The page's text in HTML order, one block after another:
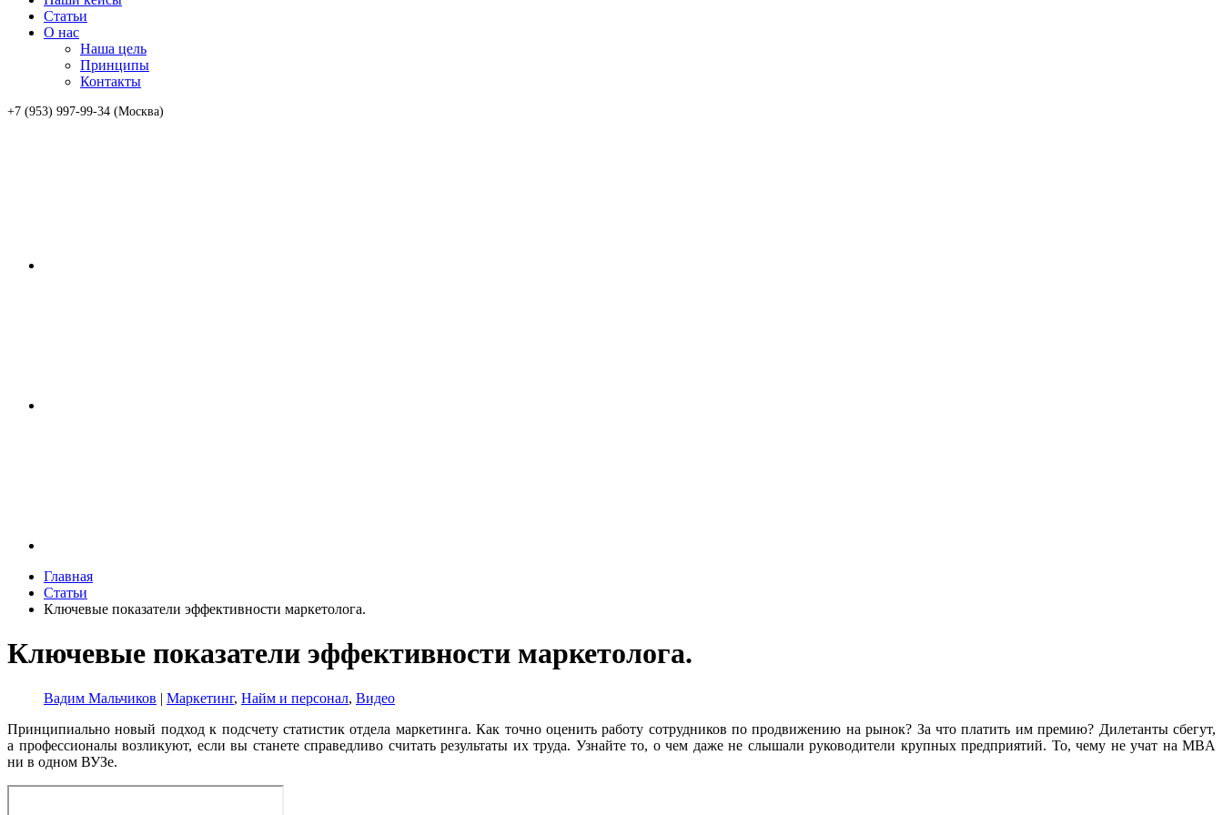
Статьи
О нас
Наша цель
Принципы
Контакты
+7 (953) 997-99-34 (Москва)
Главная
Статьи
Ключевые показатели эффективности маркетолога.
Ключевые показатели эффективности маркетолога.
Вадим Мальчиков | Маркетинг, Найм и персонал, Видео
Принципиально новый подход к подсчету статистик отдела маркетинга. Как точно оценить работу сотрудников по продвижению на рынок? За что платить им премию? Дилетанты сбегут,
а профессионалы возликуют, если вы станете справедливо считать результаты их труда. Узнайте то, о чем даже не слышали руководители крупных предприятий. То, чему не учат на MBA
ни в одном ВУЗе.